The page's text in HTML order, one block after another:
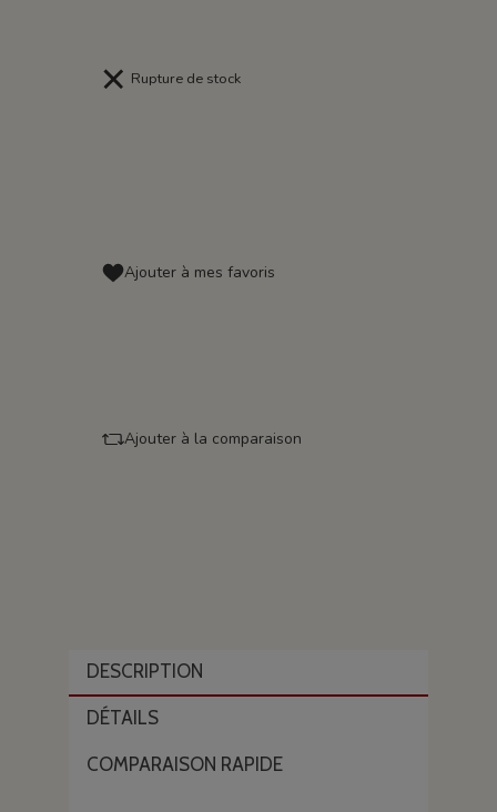
Rupture de stock
Ajouter à mes favoris
Ajouter à la comparaison
DESCRIPTION
DÉTAILS
COMPARAISON RAPIDE